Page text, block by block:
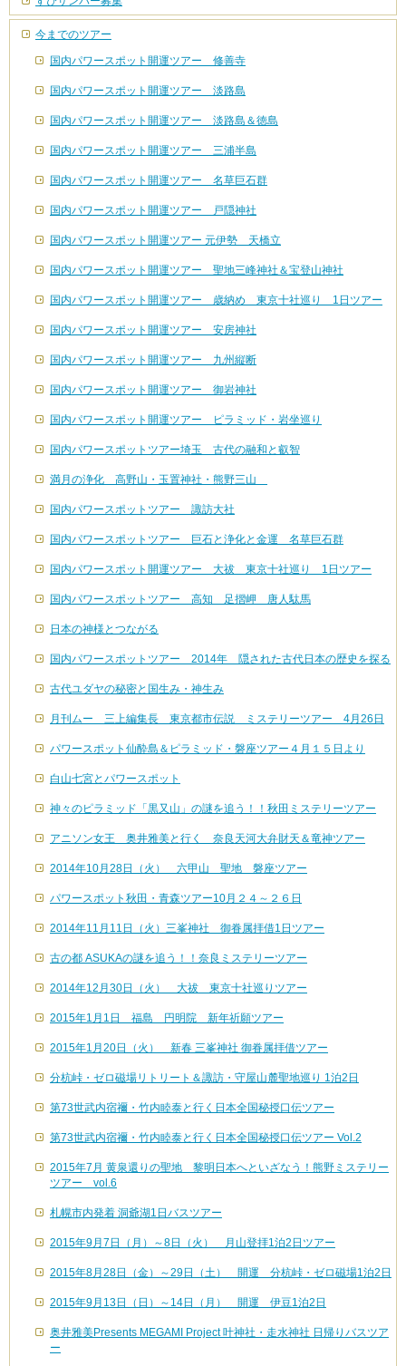
今までのツアー
国内パワースポット開運ツアー 修善寺
国内パワースポット開運ツアー 淡路島
国内パワースポット開運ツアー 淡路島＆徳島
国内パワースポット開運ツアー 三浦半島
国内パワースポット開運ツアー 名草巨石群
国内パワースポット開運ツアー 戸隠神社
国内パワースポット開運ツアー 元伊勢 天橋立
国内パワースポット開運ツアー 聖地三峰神社＆宝登山神社
国内パワースポット開運ツアー 歳納め 東京十社巡り 1日ツアー
国内パワースポット開運ツアー 安房神社
国内パワースポット開運ツアー 九州縦断
国内パワースポット開運ツアー 御岩神社
国内パワースポット開運ツアー ピラミッド・岩坐巡り
国内パワースポットツアー埼玉 古代の融和と叡智
満月の浄化 高野山・玉置神社・熊野三山
国内パワースポットツアー 諏訪大社
国内パワースポットツアー 巨石と浄化と金運 名草巨石群
国内パワースポット開運ツアー 大祓 東京十社巡り 1日ツアー
国内パワースポットツアー 高知 足摺岬 唐人駄馬
日本の神様とつながる
国内パワースポットツアー 2014年 隠された古代日本の歴史を探る
古代ユダヤの秘密と国生み・神生み
月刊ムー 三上編集長 東京都市伝説 ミステリーツアー 4月26日
パワースポット仙酔島＆ピラミッド・磐座ツアー４月１５日より
白山七宮とパワースポット
神々のピラミッド「黒又山」の謎を追う！！秋田ミステリーツアー
アニソン女王 奥井雅美と行く 奈良天河大弁財天＆竜神ツアー
2014年10月28日（火） 六甲山 聖地 磐座ツアー
パワースポット秋田・青森ツアー10月２４～２６日
2014年11月11日（火）三峯神社 御眷属拝借1日ツアー
古の都 ASUKAの謎を追う！！奈良ミステリーツアー
2014年12月30日（火） 大祓 東京十社巡りツアー
2015年1月1日 福島 円明院 新年祈願ツアー
2015年1月20日（火） 新春 三峯神社 御眷属拝借ツアー
分杭峠・ゼロ磁場リトリート＆諏訪・守屋山麓聖地巡り 1泊2日
第73世武内宿禰・竹内睦泰と行く日本全国秘授口伝ツアー
第73世武内宿禰・竹内睦泰と行く日本全国秘授口伝ツアー Vol.2
2015年7月 黄泉還りの聖地 黎明日本へといざなう！熊野ミステリー
ツアー vol.6
札幌市内発着 洞爺湖1日バスツアー
2015年9月7日（月）～8日（火） 月山登拝1泊2日ツアー
2015年8月28日（金）～29日（土） 開運 分杭峠・ゼロ磁場1泊2日
2015年9月13日（日）～14日（月） 開運 伊豆1泊2日
奥井雅美Presents MEGAMI Project 叶神社・走水神社 日帰りバスツア
ー